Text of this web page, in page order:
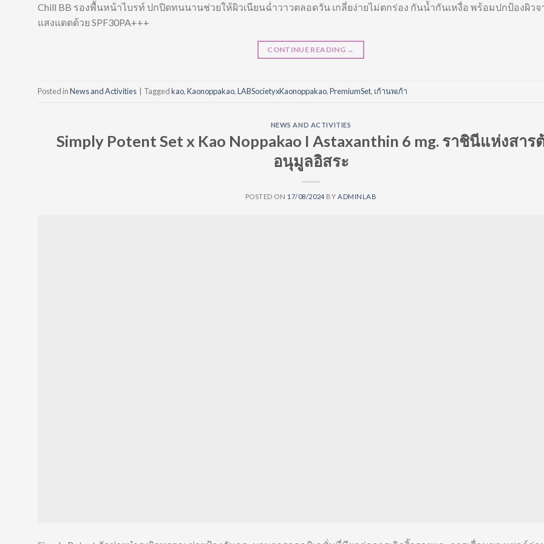
Chill BB รองพื้นหน้าไบรท์ ปกปิดทนนานช่วยให้ผิวเนียนฉ่ำวาวตลอดวัน เกลี่ยง่ายไม่ตกร่อง กันน้ำกันเหงื่อ พร้อมปกป้องผิวจ
แสงแดดด้วย SPF30PA+++
CONTINUE READING →
Posted inNews and Activities Taggedkao,Kaonoppakao,LABSocietyxKaonoppakao,PremiumSet, เก้านพเก้า
NEWS AND ACTIVITIES
Simply Potent Set x Kao Noppakao I Astaxanthin 6 mg. ราชินีแห่งสาร
อนุมูลอิสระ
POSTED ON 17/08/2024 BY ADMINLAB